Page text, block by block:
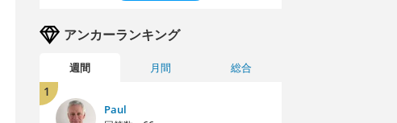
アンカーランキング
週間 月間 総合
1
Paul